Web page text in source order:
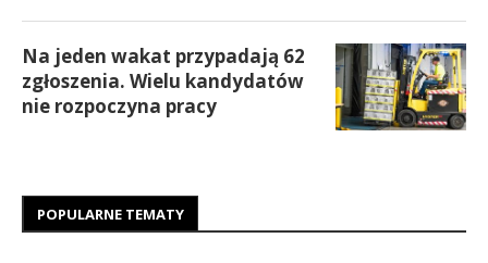
Na jeden wakat przypadają 62
zgłoszenia. Wielu kandydatów
nie rozpoczyna pracy
POPULARNE TEMATY